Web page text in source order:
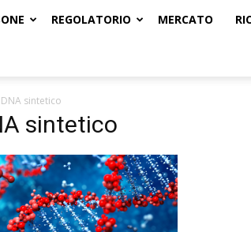
REGOLATORIO MERCATO
DNA sintetico
sintetico